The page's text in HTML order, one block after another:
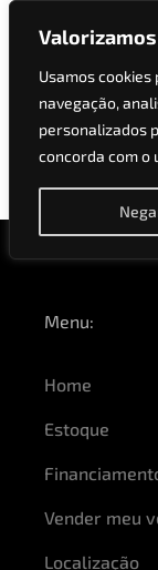
Usamos
navegação,
personalizados
concorda com o
FLEX
Menu:
Home
Estoque
Vender meu
Localização